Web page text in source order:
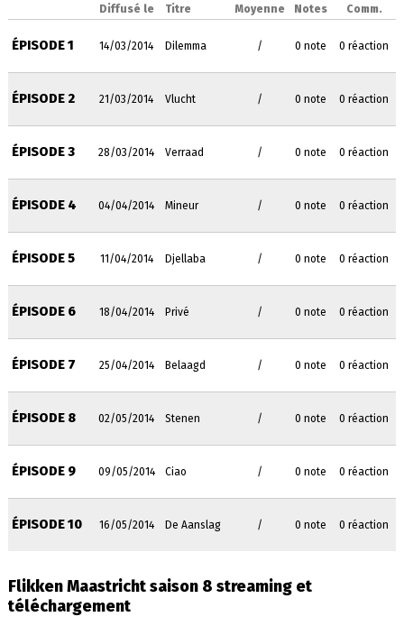
Diffusé le Titre Moyenne Notes Comm.
ÉPISODE 1 14/03/2014 Dilemma / 0 note 0 réaction
ÉPISODE 2 21/03/2014 Vlucht / 0 note 0 réaction
ÉPISODE 3 28/03/2014 Verraad / 0 note 0 réaction
ÉPISODE 4 04/04/2014 Mineur / 0 note 0 réaction
ÉPISODE 5 11/04/2014 Djellaba / 0 note 0 réaction
ÉPISODE 6 18/04/2014 Privé / 0 note 0 réaction
ÉPISODE 7 25/04/2014 Belaagd / 0 note 0 réaction
ÉPISODE 8 02/05/2014 Stenen / 0 note 0 réaction
ÉPISODE 9 09/05/2014 Ciao / 0 note 0 réaction
ÉPISODE 10 16/05/2014 De Aanslag / 0 note 0 réaction
Flikken Maastricht saison 8 streaming et
téléchargement